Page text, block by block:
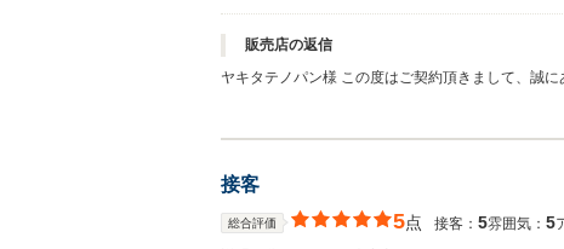
販売店の返信
ヤキタテノパン様 この度はご契約頂きまして、誠
接客
総合評価 5点 接客： 5雰囲気： 5